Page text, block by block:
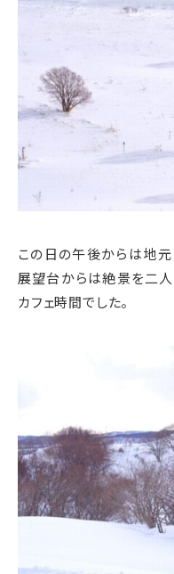
この日の午後からは地元
展望台からは絶景を二人
カフェ時間でした。